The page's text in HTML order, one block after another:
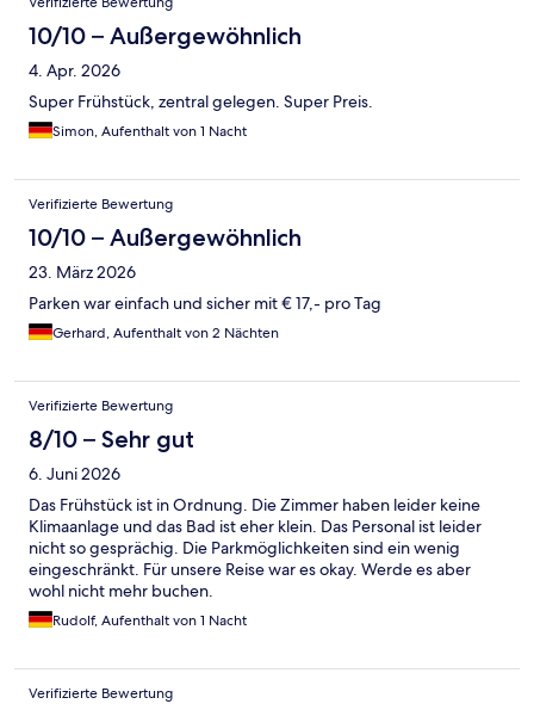
10/10 – Außergewöhnlich
4. Apr. 2026
Super Frühstück, zentral gelegen. Super Preis.
Simon, Aufenthalt von 1 Nacht
Verifizierte Bewertung
10/10 – Außergewöhnlich
23. März 2026
Parken war einfach und sicher mit € 17,- pro Tag
Gerhard, Aufenthalt von 2 Nächten
Verifizierte Bewertung
8/10 – Sehr gut
6. Juni 2026
Das Frühstück ist in Ordnung. Die Zimmer haben leider keine
Klimaanlage und das Bad ist eher klein. Das Personal ist leider
nicht so gesprächig. Die Parkmöglichkeiten sind ein wenig
eingeschränkt. Für unsere Reise war es okay. Werde es aber
wohl nicht mehr buchen.
Rudolf, Aufenthalt von 1 Nacht
Verifizierte Bewertung